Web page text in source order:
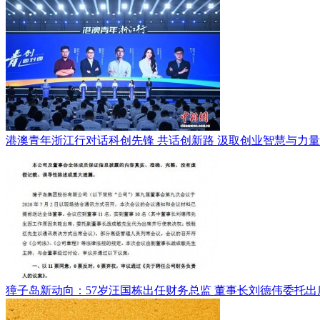
港澳青年浙江行对话科创先锋 共话创新路 汲取创业智慧与力量
獐子岛新动向：57岁汪国栋出任财务总监 董事长刘德伟委托